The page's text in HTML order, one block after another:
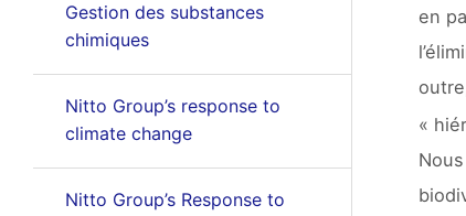
Gestion des substances
chimiques
Nitto Group’s response to
climate change
Nitto Group’s Response to
en
«